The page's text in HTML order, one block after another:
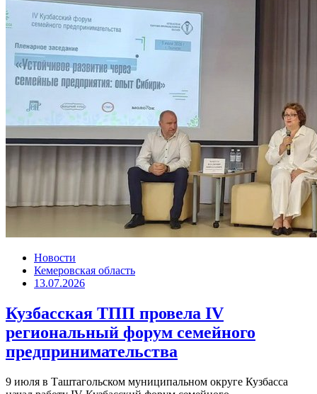
Новости
Кемеровская область
13.07.2026
Кузбасская ТПП провела IV
региональный форум семейного
предпринимательства
9 июля в Таштагольском муниципальном округе Кузбасса